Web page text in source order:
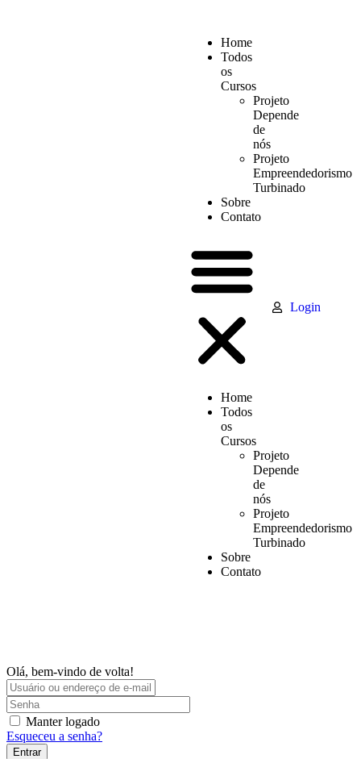
Home
Todos
os
Cursos
Projeto
Depende
de
nós
Projeto
Empreendedorismo
Turbinado
Sobre
Contato
Home
Todos
os
Cursos
Projeto
Depende
de
nós
Projeto
Empreendedorismo
Turbinado
Sobre
Contato
Login
Olá, bem-vindo de volta!
Manter logado
Esqueceu a senha?
Entrar